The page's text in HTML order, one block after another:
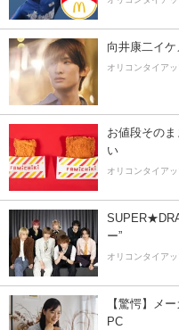
向井康二イケ
オリコンタイア
お値段その
い
オリコンタイア
ー”
オリコンタイア
【驚愕】メ
PC